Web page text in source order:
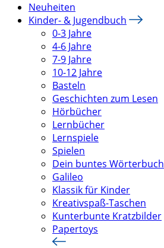
Neuheiten
Kinder- & Jugendbuch
0-3 Jahre
4-6 Jahre
7-9 Jahre
10-12 Jahre
Basteln
Geschichten zum Lesen
Hörbücher
Lernbücher
Lernspiele
Spielen
Dein buntes Wörterbuch
Galileo
Klassik für Kinder
Kreativspaß-Taschen
Kunterbunte Kratzbilder
Papertoys